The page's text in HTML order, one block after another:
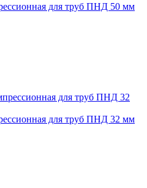
для труб ПНД 50 мм
для труб ПНД 32 мм